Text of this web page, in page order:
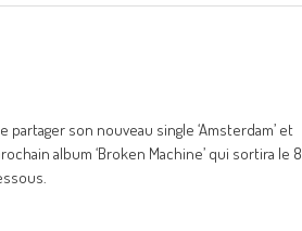
son nouveau single ‘Amsterdam’ et
album ‘Broken Machine’ qui sortira le 8